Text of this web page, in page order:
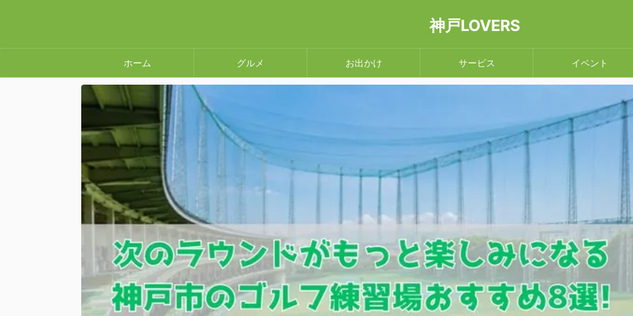
神戸LOVERS
ホーム グルメ お出かけ サービス イベント